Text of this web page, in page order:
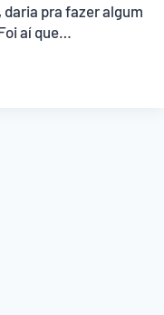
daria pra fazer algum
aí que…